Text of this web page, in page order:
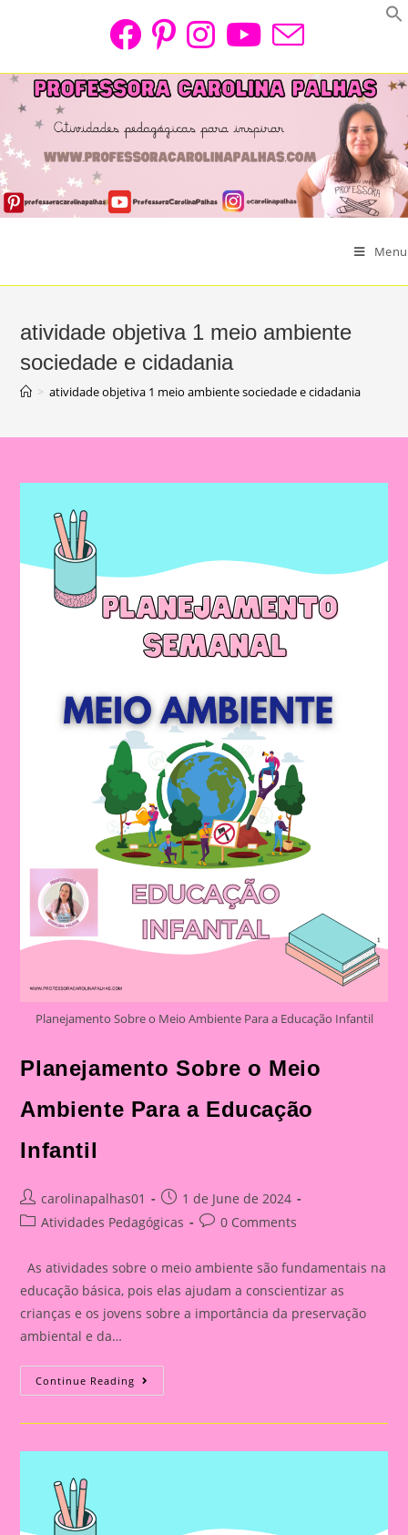
Menu
atividade objetiva 1 meio ambiente
sociedade e cidadania
> atividade objetiva 1 meio ambiente sociedade e cidadania
Planejamento Sobre o Meio Ambiente Para a Educação Infantil
Planejamento Sobre o Meio
Ambiente Para a Educação
Infantil
Post
author:
carolinapalhas01
Post
published:
1 de June de 2024
PostAtividades Pedagógicas
Post0 Comments
As atividades sobre o meio ambiente são fundamentais na
educação básica, pois elas ajudam a conscientizar as
crianças e os jovens sobre a importância da preservação
ambiental e da…
Continue Reading Planejamento
Sobre
A